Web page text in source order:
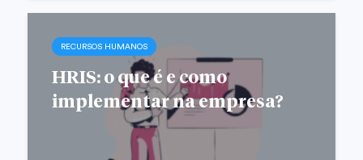
RECURSOS HUMANOS
HRIS: o que é e como
implementar na empresa?